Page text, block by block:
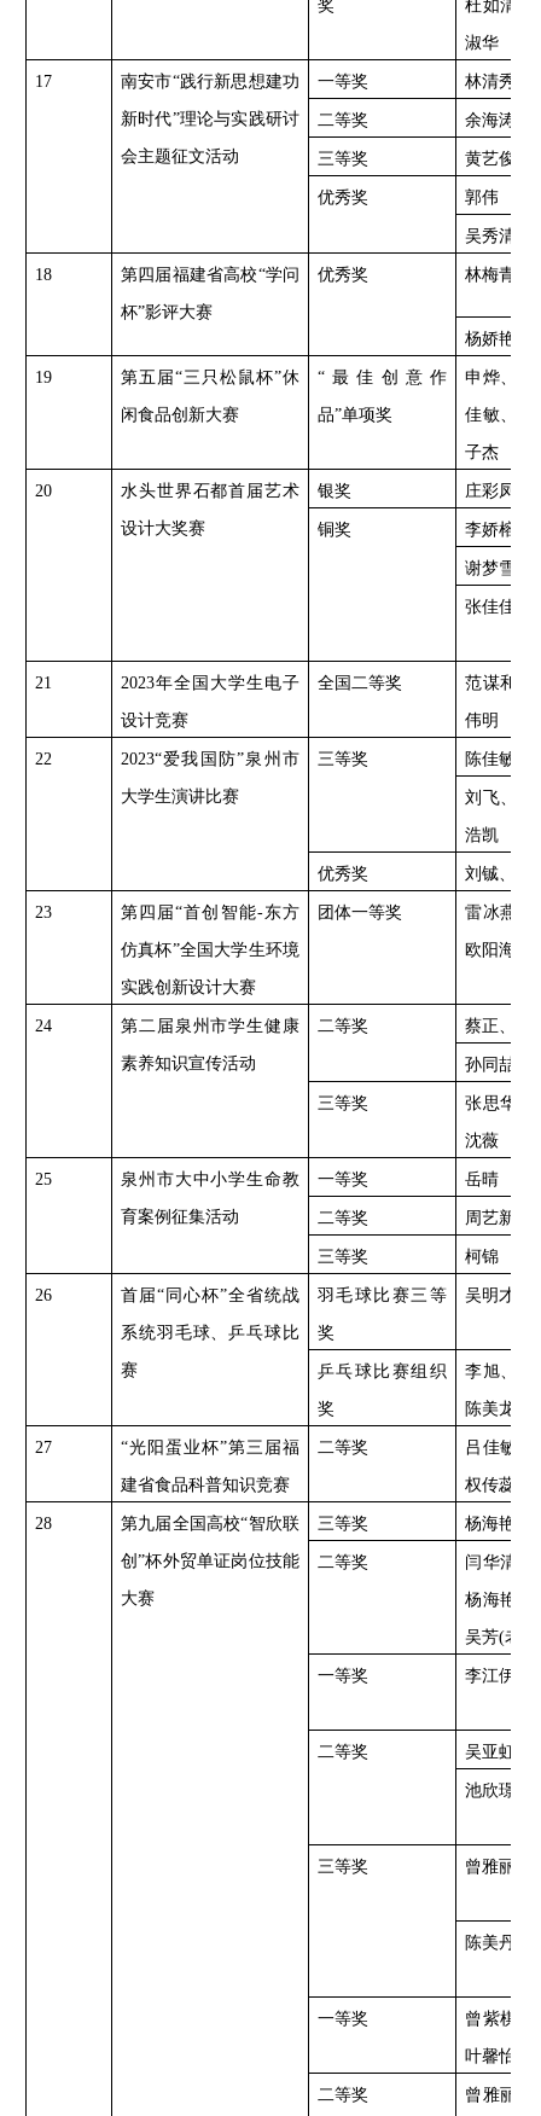
奖 杜如清、
淑华
17 南安市“践行新思想建功
新时代”理论与实践研讨
会主题征文活动
一等奖 林清秀
二等奖 余海涛
三等奖 黄艺俊、
优秀奖 郭伟
吴秀清
18 第四届福建省高校“学问
杯”影评大赛
优秀奖 林梅青
杨娇艳
19 第五届“三只松鼠杯”休
闲食品创新大赛
“最佳创意作
品”单项奖
申烨、李
佳敏、权
子杰
20 水头世界石都首届艺术
设计大奖赛
银奖 庄彩凤
铜奖 李娇榕、
谢梦雪
张佳佳
21 2023年全国大学生电子
设计竞赛
全国二等奖 范谋和、
伟明
22 2023“爱我国防”泉州市
大学生演讲比赛
三等奖 陈佳敏
刘飞、刘
浩凯
优秀奖 刘铖、傅
23 第四届“首创智能-东方
仿真杯”全国大学生环境
实践创新设计大赛
团体一等奖 雷冰燕、
欧阳海婷
24 第二届泉州市学生健康
素养知识宣传活动
二等奖 蔡正、蔡
孙同喆
三等奖 张思华、
沈薇
25 泉州市大中小学生命教
育案例征集活动
一等奖 岳晴
二等奖 周艺新
三等奖 柯锦
26 首届“同心杯”全省统战
系统羽毛球、乒乓球比
赛
羽毛球比赛三等
奖
吴明才、
乒乓球比赛组织
奖
李旭、刘
陈美龙
27 “光阳蛋业杯”第三届福
建省食品科普知识竞赛
二等奖 吕佳敏、
权传蕊
28 第九届全国高校“智欣联
创”杯外贸单证岗位技能
大赛
三等奖 杨海艳
二等奖 闫华清、
杨海艳、
吴芳(老
一等奖 李江伊蕾
二等奖 吴亚虹
池欣璟
三等奖 曾雅丽
陈美丹
一等奖 曾紫棋、
叶馨怡、
二等奖 曾雅丽、